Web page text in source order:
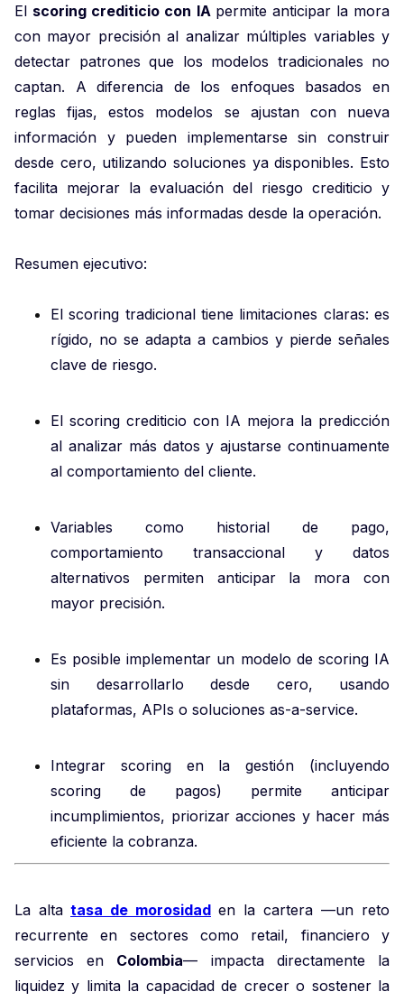
El scoring crediticio con IA permite anticipar la mora
con mayor precisión al analizar múltiples variables y
detectar patrones que los modelos tradicionales no
captan. A diferencia de los enfoques basados en
reglas fijas, estos modelos se ajustan con nueva
información y pueden implementarse sin construir
desde cero, utilizando soluciones ya disponibles. Esto
facilita mejorar la evaluación del riesgo crediticio y
tomar decisiones más informadas desde la operación.
Resumen ejecutivo:
El scoring tradicional tiene limitaciones claras: es
rígido, no se adapta a cambios y pierde señales
clave de riesgo.
El scoring crediticio con IA mejora la predicción
al analizar más datos y ajustarse continuamente
al comportamiento del cliente.
Variables como historial de pago,
comportamiento transaccional y datos
alternativos permiten anticipar la mora con
mayor precisión.
Es posible implementar un modelo de scoring IA
sin desarrollarlo desde cero, usando
plataformas, APIs o soluciones as-a-service.
Integrar scoring en la gestión (incluyendo
scoring de pagos) permite anticipar
incumplimientos, priorizar acciones y hacer más
eficiente la cobranza.
La alta tasa de morosidad en la cartera —un reto
recurrente en sectores como retail, financiero y
servicios en Colombia— impacta directamente la
liquidez y limita la capacidad de crecer o sostener la